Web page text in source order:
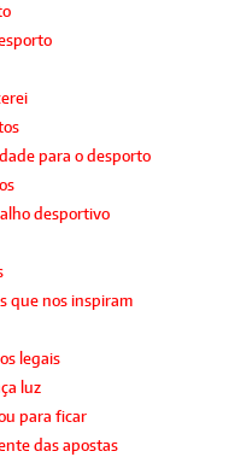
para o desporto
desportivo
que nos inspiram
legais
luz
para ficar
das apostas